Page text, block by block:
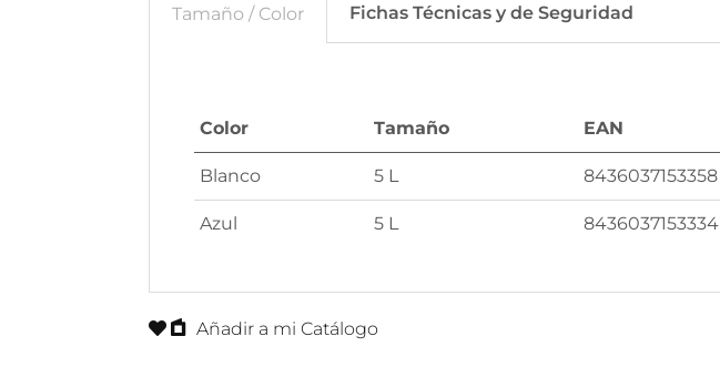
Tamaño / Color Fichas Técnicas y de Seguridad
Color Tamaño EAN
Blanco 5 L 8436037153358
Azul 5 L 8436037153334
Añadir a mi Catálogo